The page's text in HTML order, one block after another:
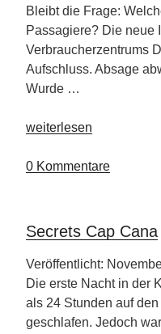
Bleibt die Frage:
Passagiere? Die neue
Verbraucherzentrums
Aufschluss. Absage
Wurde …
„Tipps
Kreuzfahrer“
weiterlesen
0 Kommentare
Secrets Cap Cana
Veröffentlicht:
Die erste Nacht in der
als 24 Stunden auf
geschlafen. Jedoch